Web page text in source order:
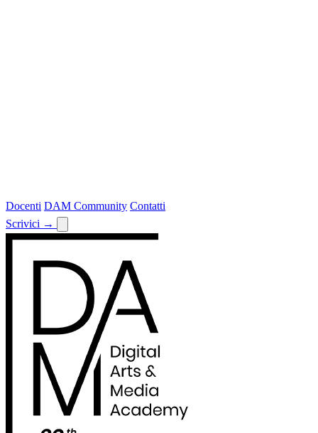
Docenti DAM Community Contatti
Scrivici →